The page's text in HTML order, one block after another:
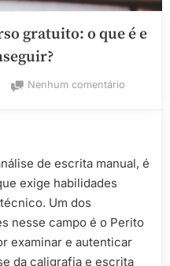
gratuito: o que é e
Nenhum comentárioem
o
de escrita manual, é
exige habilidades
Um dos
nesse campo é o Perito
examinar e autenticar
da caligrafia e escrita